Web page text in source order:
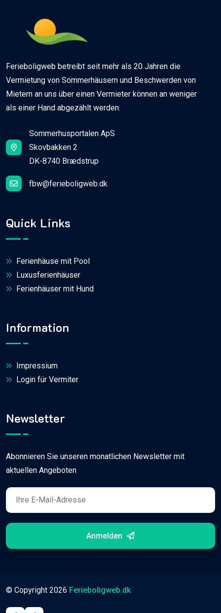
Ferieboligweb betreibt seit mehr als 20 Jahren die
Vermietung von Sommerhäusern und Beschwerden von
Mietern an uns über einen Vermieter können an weniger
als einer Hand abgezählt werden.
Sommerhusportalen ApS
Skovbakken 2
DK-8740 Brædstrup
fbw@ferieboligweb.dk
Quick Links
Ferienhäuse mit Pool
Luxusferienhäuser
Ferienhäuser mit Hund
Information
Impressium
Login für Vermiter
Newsletter
Abonnieren Sie unseren monatlichen Newsletter mit
aktuellen Angeboten
Anmelden
© Copyright 2026 Ferieboligweb.dk